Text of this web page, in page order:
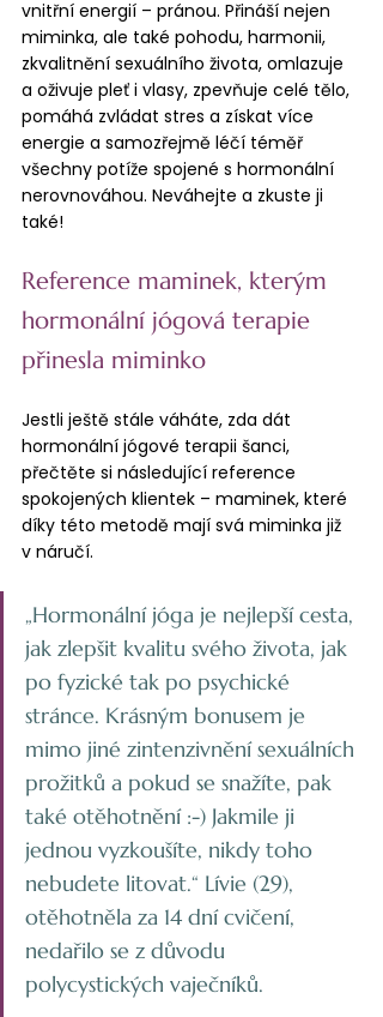
vnitřní energií – pránou. Přináší nejen
miminka, ale také pohodu, harmonii,
zkvalitnění sexuálního života, omlazuje
a oživuje pleť i vlasy, zpevňuje celé tělo,
pomáhá zvládat stres a získat více
energie a samozřejmě léčí téměř
všechny potíže spojené s hormonální
nerovnováhou. Neváhejte a zkuste ji
také!
Reference maminek, kterým
hormonální jógová terapie
přinesla miminko
Jestli ještě stále váháte, zda dát
hormonální jógové terapii šanci,
přečtěte si následující reference
spokojených klientek – maminek, které
díky této metodě mají svá miminka již
v náručí.
„Hormonální jóga je nejlepší cesta,
jak zlepšit kvalitu svého života, jak
po fyzické tak po psychické
stránce. Krásným bonusem je
mimo jiné zintenzivnění sexuálních
prožitků a pokud se snažíte, pak
také otěhotnění :-) Jakmile ji
jednou vyzkoušíte, nikdy toho
nebudete litovat.“ Lívie (29),
otěhotněla za 14 dní cvičení,
nedařilo se z důvodu
polycystických vaječníků.